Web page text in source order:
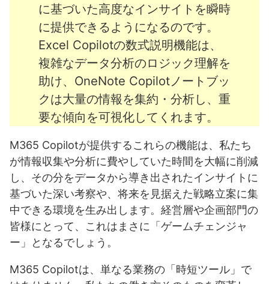
に基づいた高度なインサイトを瞬時
に提供できるようになるのです。
Excel Copilotの数式説明機能は、
複雑なデータ分析のロジック理解を
助け、OneNote Copilotノートブッ
クは大量の情報を集約・分析し、重
要な傾向を可視化してくれます。
M365 Copilotが提供するこれらの機能は、私たち
が情報収集や分析に費やしていた時間を大幅に削減
し、その分をデータから導き出されたインサイトに
基づいた深い考察や、将来を見据えた戦略立案に集
中できる環境を生み出します。経営層や企画部門の
皆様にとって、これはまさに「ゲームチェンジャ
ー」となるでしょう。
M365 Copilotは、単なる業務の「時短ツール」で